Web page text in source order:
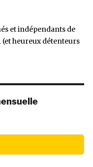
et indépendants de
(et heureux détenteurs